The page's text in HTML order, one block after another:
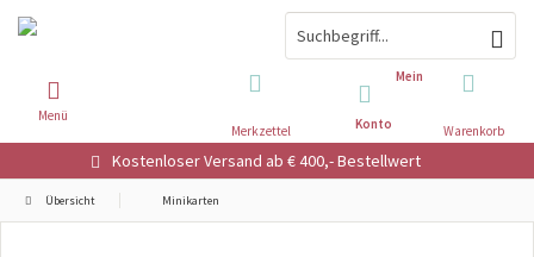
Kostenloser Versand ab € 400,- Bestellwert
Warenkorb
Merkzettel
Mein
Konto
Menü
Übersicht Minikarten